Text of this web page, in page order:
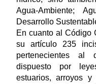
Agua-Ambiente;
Desarrollo
En cuanto al Código
su artículo 235
pertenecientes al
dispuesto por
estuarios, arroyos